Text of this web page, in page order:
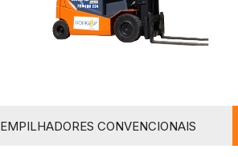
EMPILHADORES CONVENCIONAIS